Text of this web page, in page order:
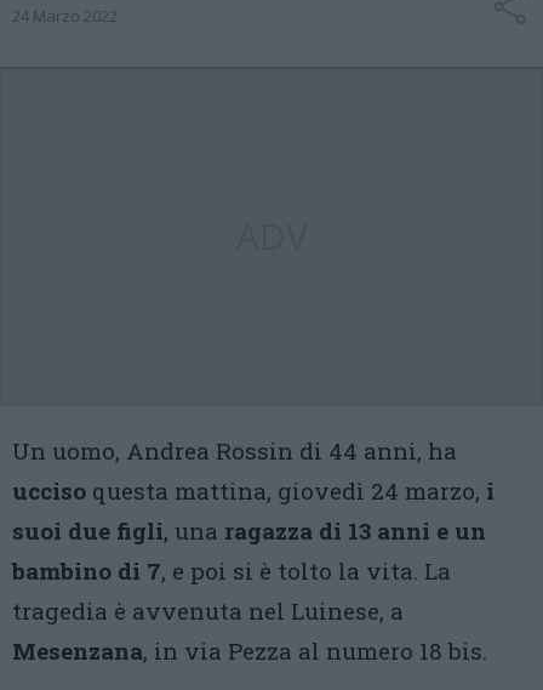
24 Marzo 2022
Un uomo, Andrea Rossin di 44 anni, ha
ucciso questa mattina, giovedì 24 marzo, i
suoi due figli, una ragazza di 13 anni e un
bambino di 7, e poi si è tolto la vita. La
tragedia è avvenuta nel Luinese, a
Mesenzana, in via Pezza al numero 18 bis.